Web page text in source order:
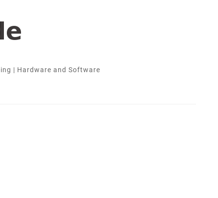
| Hardware and Software